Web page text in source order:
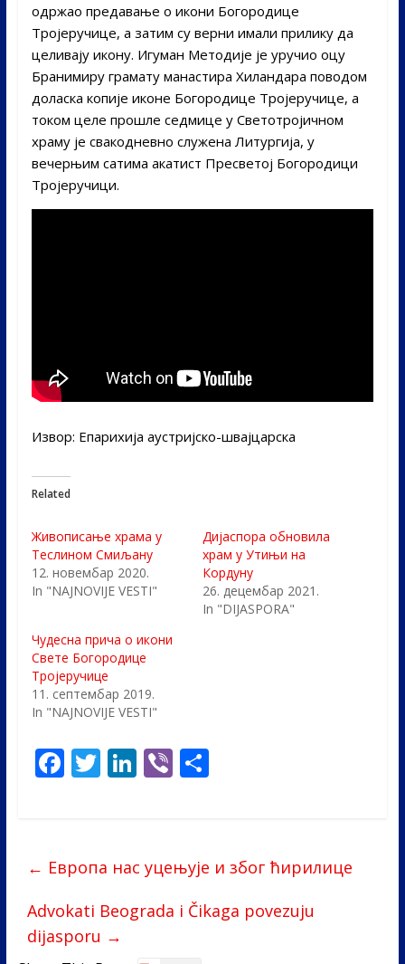
одржао предавање о икони Богородице
Тројеручице, а затим су верни имали прилику да
целивају икону. Игуман Методије је уручио оцу
Бранимиру грамату манастира Хиландара поводом
доласка копије иконе Богородице Тројеручице, а
током целе прошле седмице у Светотројичном
храму је свакодневно служена Литургија, у
вечерњим сатима акатист Пресветој Богородици
Тројеручици.
Извор: Епарихија аустријско-швајцарска
Related
Живописање храма у
Теслином Смиљану
12. новембар 2020.
In "NAJNOVIJE VESTI"
Дијаспора обновила
храм у Утињи на
Кордуну
26. децембар 2021.
In "DIJASPORA"
Чудесна прича о икони
Свете Богородице
Тројеручице
11. септембар 2019.
In "NAJNOVIJE VESTI"
F
o
o
k
T Li
dI
n
Vi S
← Европа нас уцењује и због ћирилице
Advokati Beograda i Čikaga povezuju
dijasporu →